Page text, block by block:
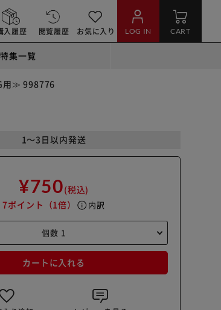
入履歴 閲覧履歴 お気に入り LOG IN CART
特集一覧
用≫ 998776
1～3日以内発送
¥750(税込)
7ポイント （1倍） info 内訳
カートに入れる